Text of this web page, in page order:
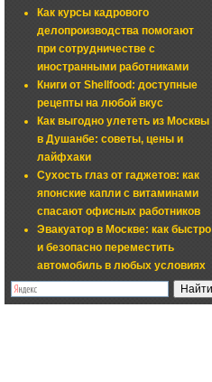
Как курсы кадрового
делопроизводства помогают
при сотрудничестве с
иностранными работниками
Книги от Shellfood: доступные
рецепты на любой вкус
Как выгодно улететь из Москвы
в Душанбе: советы, цены и
лайфхаки
Сухость глаз от гаджетов: как
японские капли с витаминами
спасают офисных работников
Эвакуатор в Москве: как быстро
и безопасно переместить
автомобиль в любых условиях